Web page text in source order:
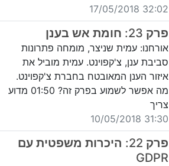
32:02 17/05/2018
פרק 23: חומת אש בענן
אורחנו: עמית שניצר, מומחה פתרונות
סביבת ענן, צ'קפוינט. עמית מוביל את
איזור הענן המאובטח בחברת צ'קפוינט.
מה אפשר לשמוע בפרק זה? 01:50 מדוע
צריך
31:30 10/05/2018
פרק 22: היכרות משפטית עם
GDPR